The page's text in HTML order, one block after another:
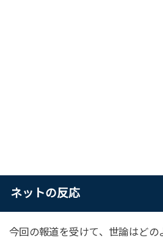
ネットの反応
今回の報道を受けて、世論はど